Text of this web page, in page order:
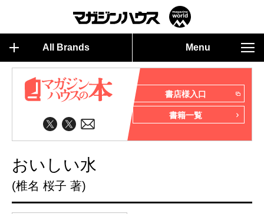
All Brands Menu
書店様入口
書籍一覧
おいしい水
(椎名 桜子 著)